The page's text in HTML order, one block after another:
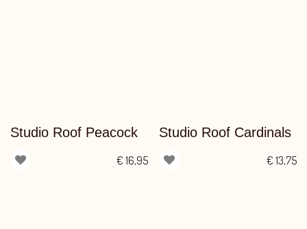
Studio Roof Peacock
€ 16,95
Studio Roof Cardinals
€ 13,75